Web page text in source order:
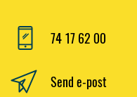
74 17 62 00
Send e-post